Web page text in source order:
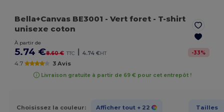
Bella+Canvas BE3001 - Vert foret - T-shirt
unisexe coton
À partir de
5.74 €8.60 € TTC | 4.74 €HT -33%
4.7 3 Avis
Livraison gratuite à partir de 69 € pour cet entrepôt !
Choisissez la couleur: Afficher tout + 22 Tailles